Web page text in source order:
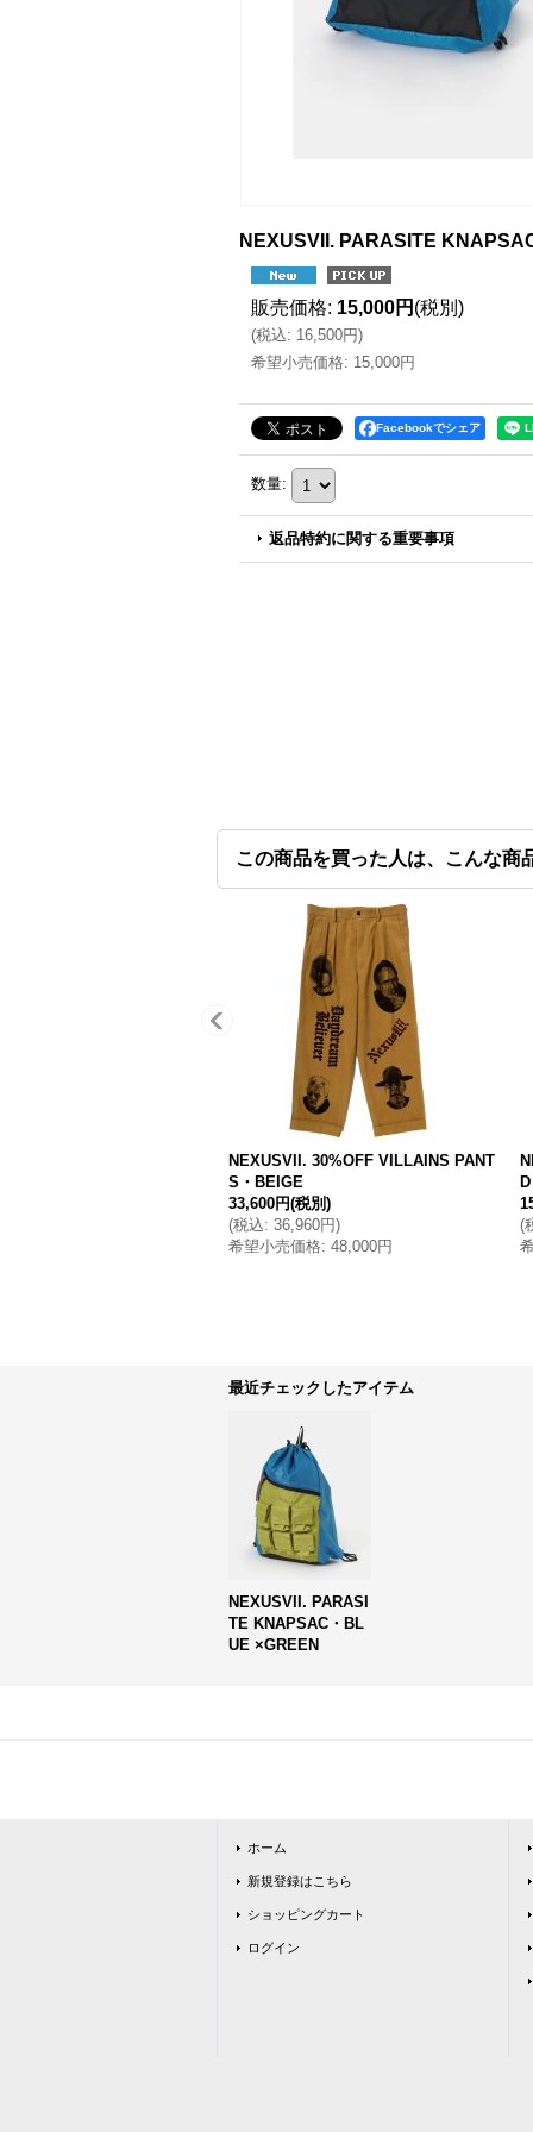
NEXUSVII. PARASITE
販売価格: 15,000円 (税別)
(税込: 16,500円)
希望小売価格: 15,000円
Facebookでシェア
数量:
返品特約に関する重要事項
この商品を買った人は、こんな商
NEXUSVII. 30%OFF VILLAINS PANT
S・BEIGE
33,600円(税別)
(税込: 36,960円)
希望小売価格: 48,000円
(
最近チェックしたアイテム
NEXUSVII. PARASI
TE KNAPSAC・BL
UE ×GREEN
ホーム
新規登録はこちら
ショッピングカート
ログイン